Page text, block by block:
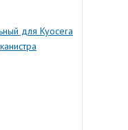
для Kyocera